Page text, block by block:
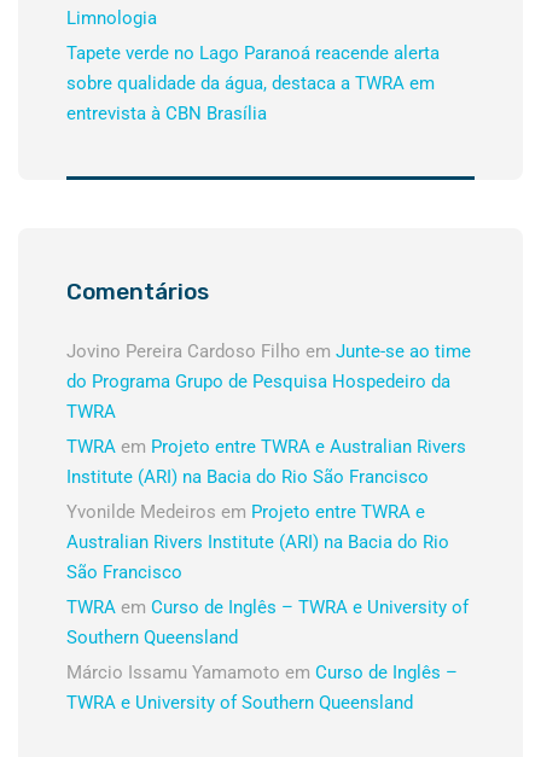
Limnologia
Tapete verde no Lago Paranoá reacende alerta
sobre qualidade da água, destaca a TWRA em
entrevista à CBN Brasília
Comentários
Jovino Pereira Cardoso Filho em Junte-se ao time
do Programa Grupo de Pesquisa Hospedeiro da
TWRA
TWRA em Projeto entre TWRA e Australian Rivers
Institute (ARI) na Bacia do Rio São Francisco
Yvonilde Medeiros em Projeto entre TWRA e
Australian Rivers Institute (ARI) na Bacia do Rio
São Francisco
TWRA em Curso de Inglês – TWRA e University of
Southern Queensland
Márcio Issamu Yamamoto em Curso de Inglês –
TWRA e University of Southern Queensland